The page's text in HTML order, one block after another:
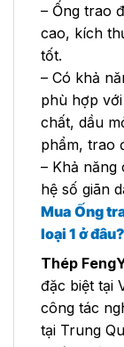
– Ống trao
cao, kích
tốt.
– Có khả
phù hợp
chất, dầu
phẩm, trao
– Khả năng
hệ số giãn
Mua Ống
loại 1 ở đâu?
Thép
đặc biệt tại
công tác
tại Trung